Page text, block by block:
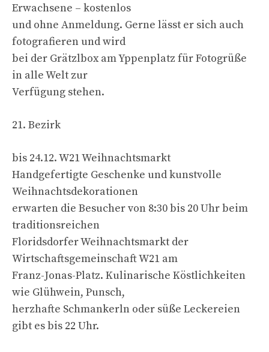
Erwachsene – kostenlos
und ohne Anmeldung. Gerne lässt er sich auch
fotografieren und wird
bei der Grätzlbox am Yppenplatz für Fotogrüße
in alle Welt zur
Verfügung stehen.
21. Bezirk
bis 24.12. W21 Weihnachtsmarkt
Handgefertigte Geschenke und kunstvolle
Weihnachtsdekorationen
erwarten die Besucher von 8:30 bis 20 Uhr beim
traditionsreichen
Floridsdorfer Weihnachtsmarkt der
Wirtschaftsgemeinschaft W21 am
Franz-Jonas-Platz. Kulinarische Köstlichkeiten
wie Glühwein, Punsch,
herzhafte Schmankerln oder süße Leckereien
gibt es bis 22 Uhr.